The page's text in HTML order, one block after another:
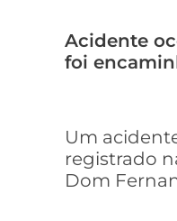
Acidente
foi
Um
registrado
Dom